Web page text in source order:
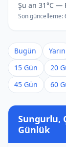
Şu an 31°C —
Son güncelleme:
Bugün Yarın
15 Gün
20
45 Gün
60
Sungurlu,
Günlük